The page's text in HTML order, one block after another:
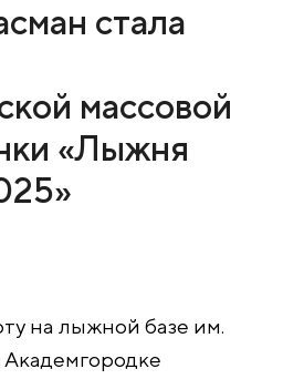
стала
массовой
«Лыжня
на лыжной базе им.
Академгородке